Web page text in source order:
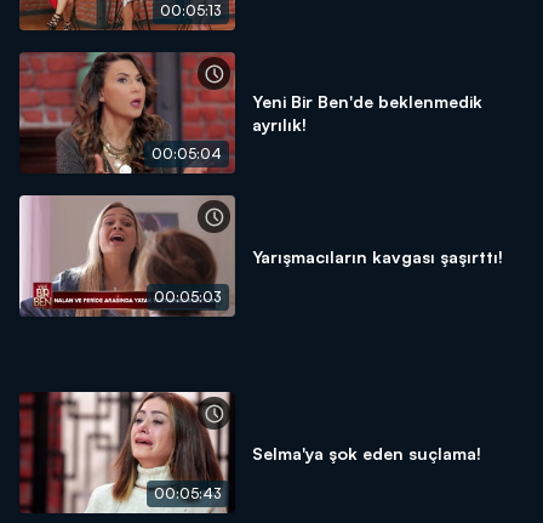
00:05:13
00:05:04
Yeni Bir Ben'de beklenmedik
ayrılık!
00:05:03
Yarışmacıların kavgası şaşırttı!
00:05:43
Selma'ya şok eden suçlama!